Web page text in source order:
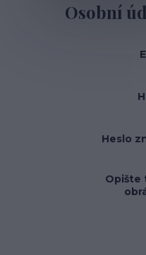
Osobní
Heslo
Opište